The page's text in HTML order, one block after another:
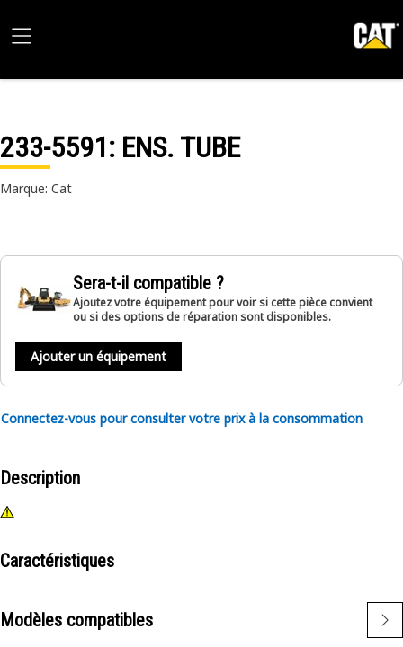
233-5591: ENS. TUBE
Marque: Cat
Sera-t-il compatible ?
Ajoutez votre équipement pour voir si cette pièce convient
ou si des options de réparation sont disponibles.
Ajouter un équipement
Connectez-vous pour consulter votre prix à la consommation
Description
Caractéristiques
Modèles compatibles